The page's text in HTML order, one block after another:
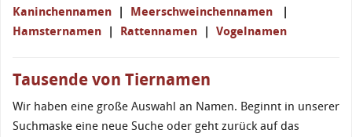
Kaninchennamen | Meerschweinchennamen |
Hamsternamen | Rattennamen | Vogelnamen
Tausende von Tiernamen
Wir haben eine große Auswahl an Namen. Beginnt in unserer
Suchmaske eine neue Suche oder geht zurück auf das